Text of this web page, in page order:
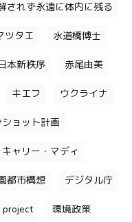
されず永遠に体内に残る
ツタエ 水道橋博士
本新秩序 赤尾由美
キエフ ウクライナ
ョット計画
キャリー・マディ
都市構想 デジタル庁
project 環境政策